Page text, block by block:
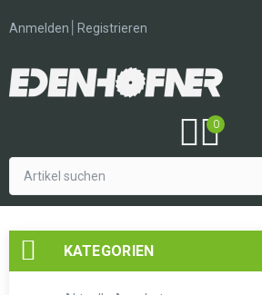
Anmelden Registrieren
0
KATEGORIEN